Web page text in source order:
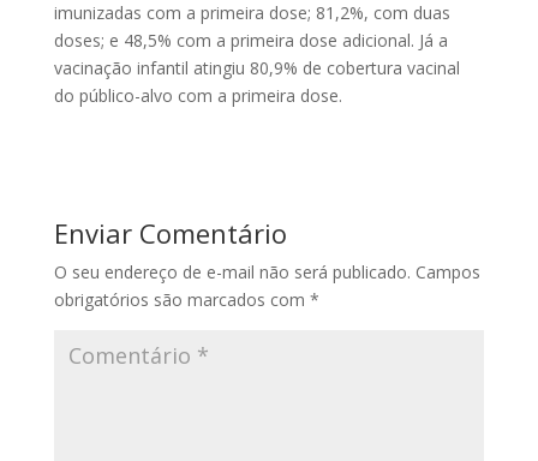
imunizadas com a primeira dose; 81,2%, com duas
doses; e 48,5% com a primeira dose adicional. Já a
vacinação infantil atingiu 80,9% de cobertura vacinal
do público-alvo com a primeira dose.
Enviar Comentário
O seu endereço de e-mail não será publicado. Campos
obrigatórios são marcados com *